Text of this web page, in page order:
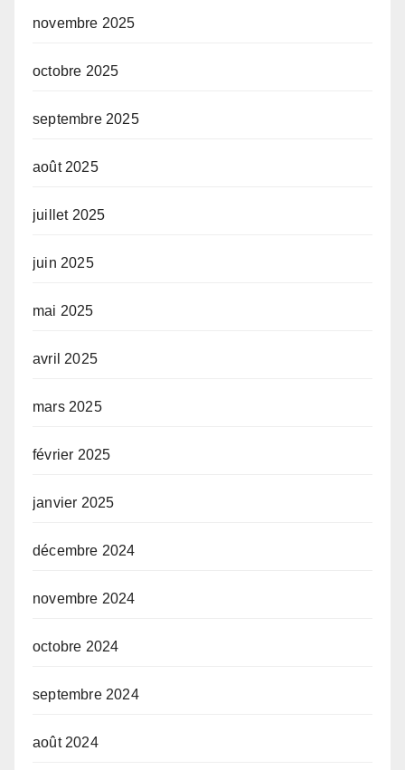
novembre 2025
octobre 2025
septembre 2025
août 2025
juillet 2025
juin 2025
mai 2025
avril 2025
mars 2025
février 2025
janvier 2025
décembre 2024
novembre 2024
octobre 2024
septembre 2024
août 2024